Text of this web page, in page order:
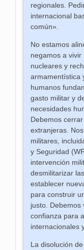
regionales.
internacional
común».
No estamos
negamos a
nucleares y
armamentística
humanos
gasto militar y
necesidades
Debemos
extranjeras.
militares,
y Seguridad
intervención
desmilitarizar
establecer
para construir
justo. Debemos
confianza para
internacionales
La disolución